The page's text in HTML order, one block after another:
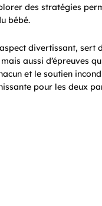
des stratégies
bébé.
divertissant,
aussi d’épreuves
et le soutien
pour les deux